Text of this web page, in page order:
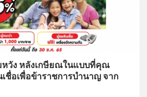
วัง หลังเกษียณในแบบที่คุณ
ชื่อเพื่อข้าราชการบำนาญ จาก